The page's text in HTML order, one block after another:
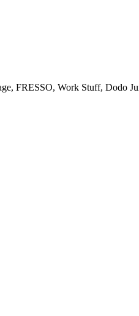
FRESSO, Work Stuff, Dodo